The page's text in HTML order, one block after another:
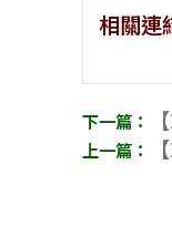
相關連